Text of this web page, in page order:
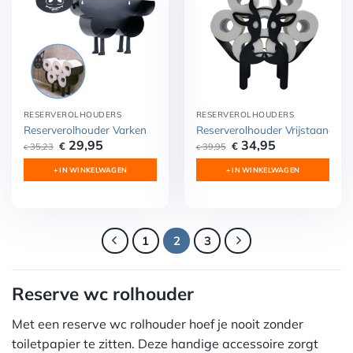
RESERVEROLHOUDERS
Reserverolhouder Varken
€35,23 Oorspronkelijke
prijs
€ 35,23.
€ 29,95
€ 29,95.
+ IN WINKELWAGEN
RESERVEROLHOUDERS
Reserverolhouder Vrijstaand
€39,95 Oorspronkelijke
prijs
€ 39,95.
€ 34,95
€ 34,95.
+ IN WINKELWAGEN
1 2 3
Reserve wc rolhouder
Met een reserve wc rolhouder hoef je nooit zonder
toiletpapier te zitten. Deze handige accessoire zorgt